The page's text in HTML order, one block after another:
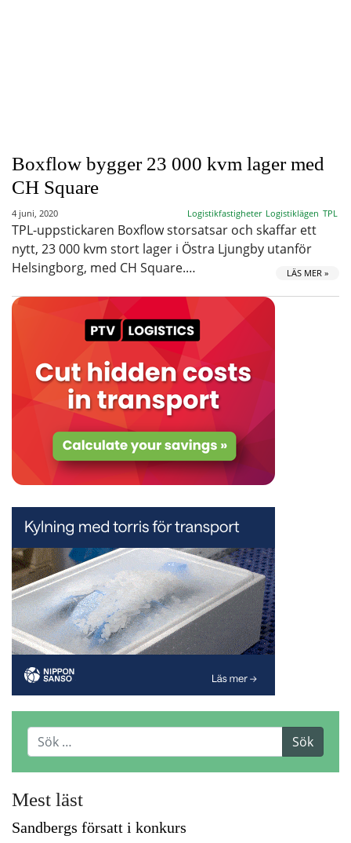
Boxflow bygger 23 000 kvm lager med
CH Square
4 juni, 2020 Logistikfastigheter Logistiklägen TPL
TPL-uppstickaren Boxflow storsatsar och skaffar ett
nytt, 23 000 kvm stort lager i Östra Ljungby utanför
Helsingborg, med CH Square.…
LÄS MER »
Mest läst
Sandbergs försatt i konkurs